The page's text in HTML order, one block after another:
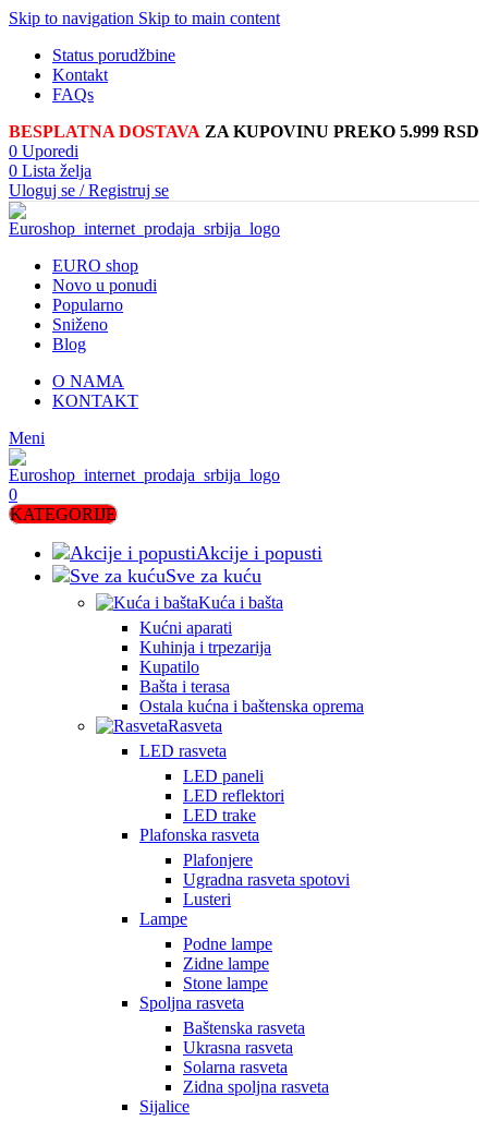
Skip to navigation Skip to main content
Status porudžbine
Kontakt
FAQs
BESPLATNA DOSTAVA ZA KUPOVINU PREKO 5.999 RSD
0 Uporedi
0 Lista želja
Uloguj se / Registruj se
EURO shop
Novo u ponudi
Popularno
Sniženo
Blog
O NAMA
KONTAKT
Meni
0
KATEGORIJE
Akcije i popusti
Sve za kuću
Kuća i bašta
Kućni aparati
Kuhinja i trpezarija
Kupatilo
Bašta i terasa
Ostala kućna i baštenska oprema
Rasveta
LED rasveta
LED paneli
LED reflektori
LED trake
Plafonska rasveta
Plafonjere
Ugradna rasveta spotovi
Lusteri
Lampe
Podne lampe
Zidne lampe
Stone lampe
Spoljna rasveta
Baštenska rasveta
Ukrasna rasveta
Solarna rasveta
Zidna spoljna rasveta
Sijalice